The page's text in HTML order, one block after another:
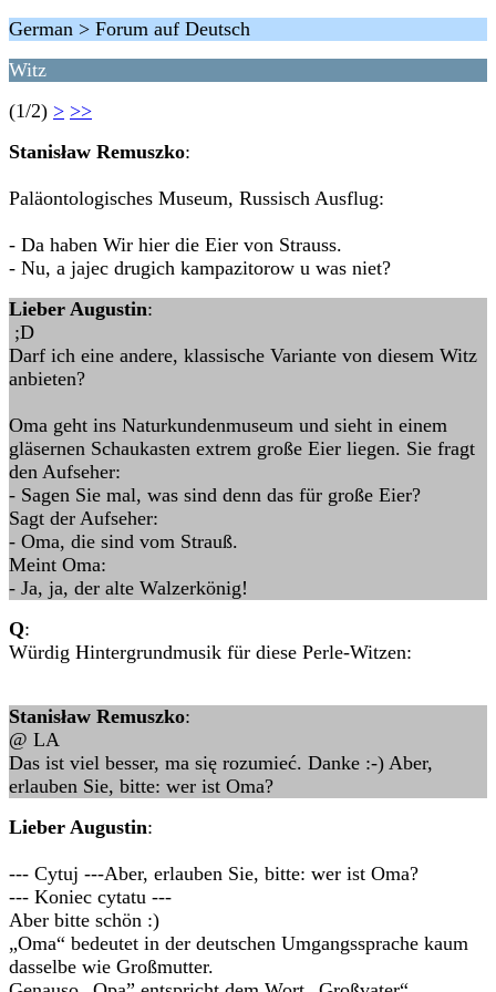
German > Forum auf Deutsch
Witz
(1/2) > >>
Stanisław Remuszko:
Paläontologisches Museum, Russisch Ausflug:
- Da haben Wir hier die Eier von Strauss.
- Nu, a jajec drugich kampazitorow u was niet?
Lieber Augustin:
;D
Darf ich eine andere, klassische Variante von diesem Witz
anbieten?
Oma geht ins Naturkundenmuseum und sieht in einem
gläsernen Schaukasten extrem große Eier liegen. Sie fragt
den Aufseher:
- Sagen Sie mal, was sind denn das für große Eier?
Sagt der Aufseher:
- Oma, die sind vom Strauß.
Meint Oma:
- Ja, ja, der alte Walzerkönig!
Q:
Würdig Hintergrundmusik für diese Perle-Witzen:
Stanisław Remuszko:
@ LA
Das ist viel besser, ma się rozumieć. Danke :-) Aber,
erlauben Sie, bitte: wer ist Oma?
Lieber Augustin:
--- Cytuj ---Aber, erlauben Sie, bitte: wer ist Oma?
--- Koniec cytatu ---
Aber bitte schön :)
„Oma“ bedeutet in der deutschen Umgangssprache kaum
dasselbe wie Großmutter.